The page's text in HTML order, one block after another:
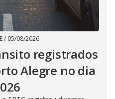
/ 05/08/2026
registrados
Alegre no dia